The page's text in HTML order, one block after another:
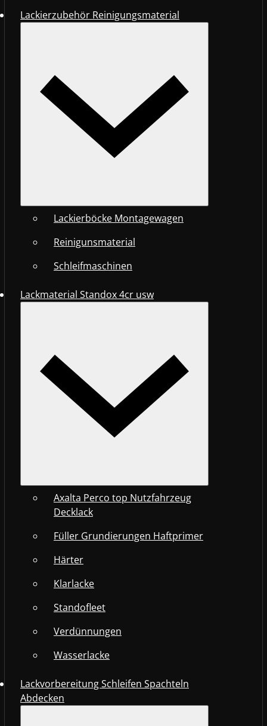
Lackierzubehör Reinigungsmaterial
Lackierböcke Montagewagen
Reinigunsmaterial
Schleifmaschinen
Lackmaterial Standox 4cr usw
Axalta Perco top Nutzfahrzeug
Decklack
Füller Grundierungen Haftprimer
Härter
Klarlacke
Standofleet
Verdünnungen
Wasserlacke
Lackvorbereitung Schleifen Spachteln
Abdecken